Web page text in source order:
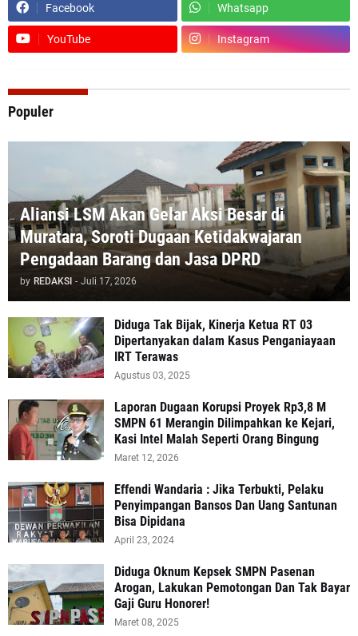
Facebook Whatsapp
YouTube Instagram
Populer
Aliansi LSM Akan Gelar Aksi Besar di
Muratara, Soroti Dugaan Ketidakwajaran
Pengadaan Barang dan Jasa DPRD
by REDAKSI - Juli 17, 2026
Diduga Tak Bijak, Kinerja Ketua RT 03
Dipertanyakan dalam Kasus Penganiayaan
IRT Terawas
Agustus 03, 2025
‎Laporan Dugaan Korupsi Proyek Rp3,8 M
SMPN 61 Merangin Dilimpahkan ke Kejari,
Kasi Intel Malah Seperti Orang Bingung
Maret 12, 2026
Effendi Wandaria : Jika Terbukti, Pelaku
Penyimpangan Bansos Dan Uang Santunan
Bisa Dipidana
April 23, 2024
Diduga Oknum Kepsek SMPN Pasenan
Arogan, Lakukan Pemotongan Dan Tak Bayar
Gaji Guru Honorer!
Maret 08, 2025